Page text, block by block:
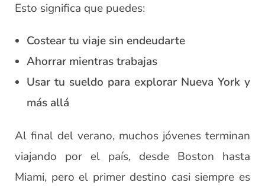
Esto significa que puedes:
Costear tu viaje sin endeudarte
Ahorrar mientras trabajas
Usar tu sueldo para explorar Nueva York y
más allá
Al final del verano, muchos jóvenes terminan
viajando por el país, desde Boston hasta
Miami, pero el primer destino casi siempre es